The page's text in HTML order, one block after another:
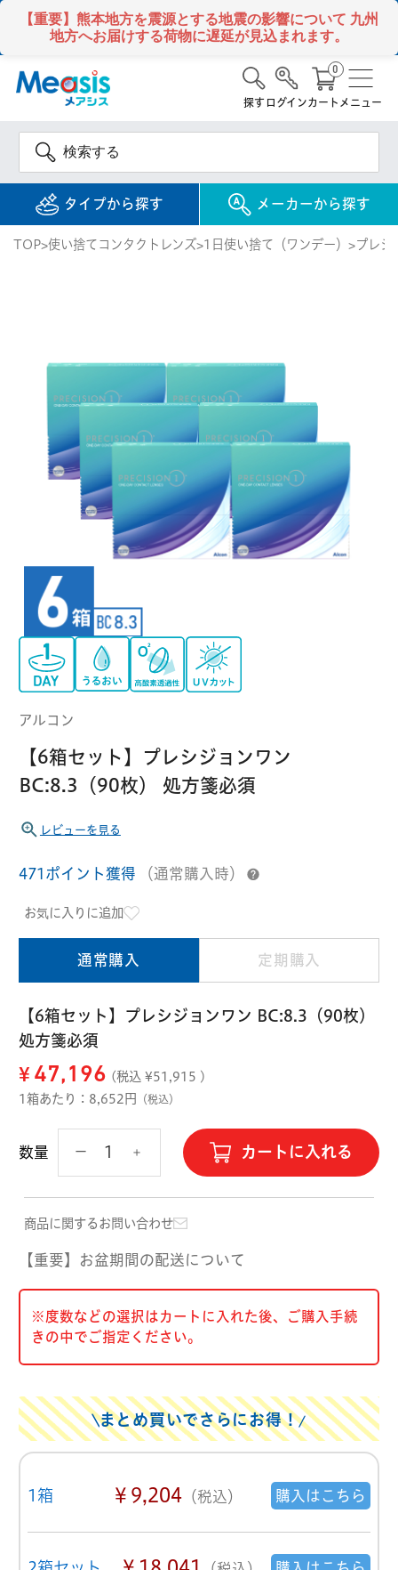
【重要】熊本地方を震源とする地震の影響について 九州
地方へお届けする荷物に遅延が見込まれます。
タイプから探す メーカーから探す
探す ログインカート
0
メニュー
1MONTH / 1ヶ月 使い捨て
乱視用コンタクトレンズ
遠近両用コンタクトレンズ
カラーコンタクトレンズ
ハード
ソフトコンタクトレンズ
定期便
ケア用品
ソフト・使い捨て用
ハード用
オプション品
クーパービジョン ボシュロム
日本アルコン シード
アイレ
アイミー 東レ
検 索
INFORMATION
MYコンタクト（らくらく再購入）
はじめての方へ
おトク定期便
Myクーポン
ご利用案内
当社について
TOP 使い捨てコンタクトレンズ 1日使い捨て（ワンデー） プレシ
アルコン
【6箱セット】プレシジョンワン
BC:8.3（90枚） 処方箋必須
レビューを見る
471ポイント獲得 （通常購入時）
お気に入りに追加
通常購入 定期購入
【6箱セット】プレシジョンワン BC:8.3（90枚）
処方箋必須
¥ 47,196 (税込 ¥51,915 )
1箱あたり：8,652円
（税込）
数量 カートに入れる
商品に関するお問い合わせ
【重要】お盆期間の配送について
※度数などの選択はカートに入れた後、ご購入手続
きの中でご指定ください。
まとめ買いでさらにお得！
1箱 ￥9,204（税込） 購入はこちら